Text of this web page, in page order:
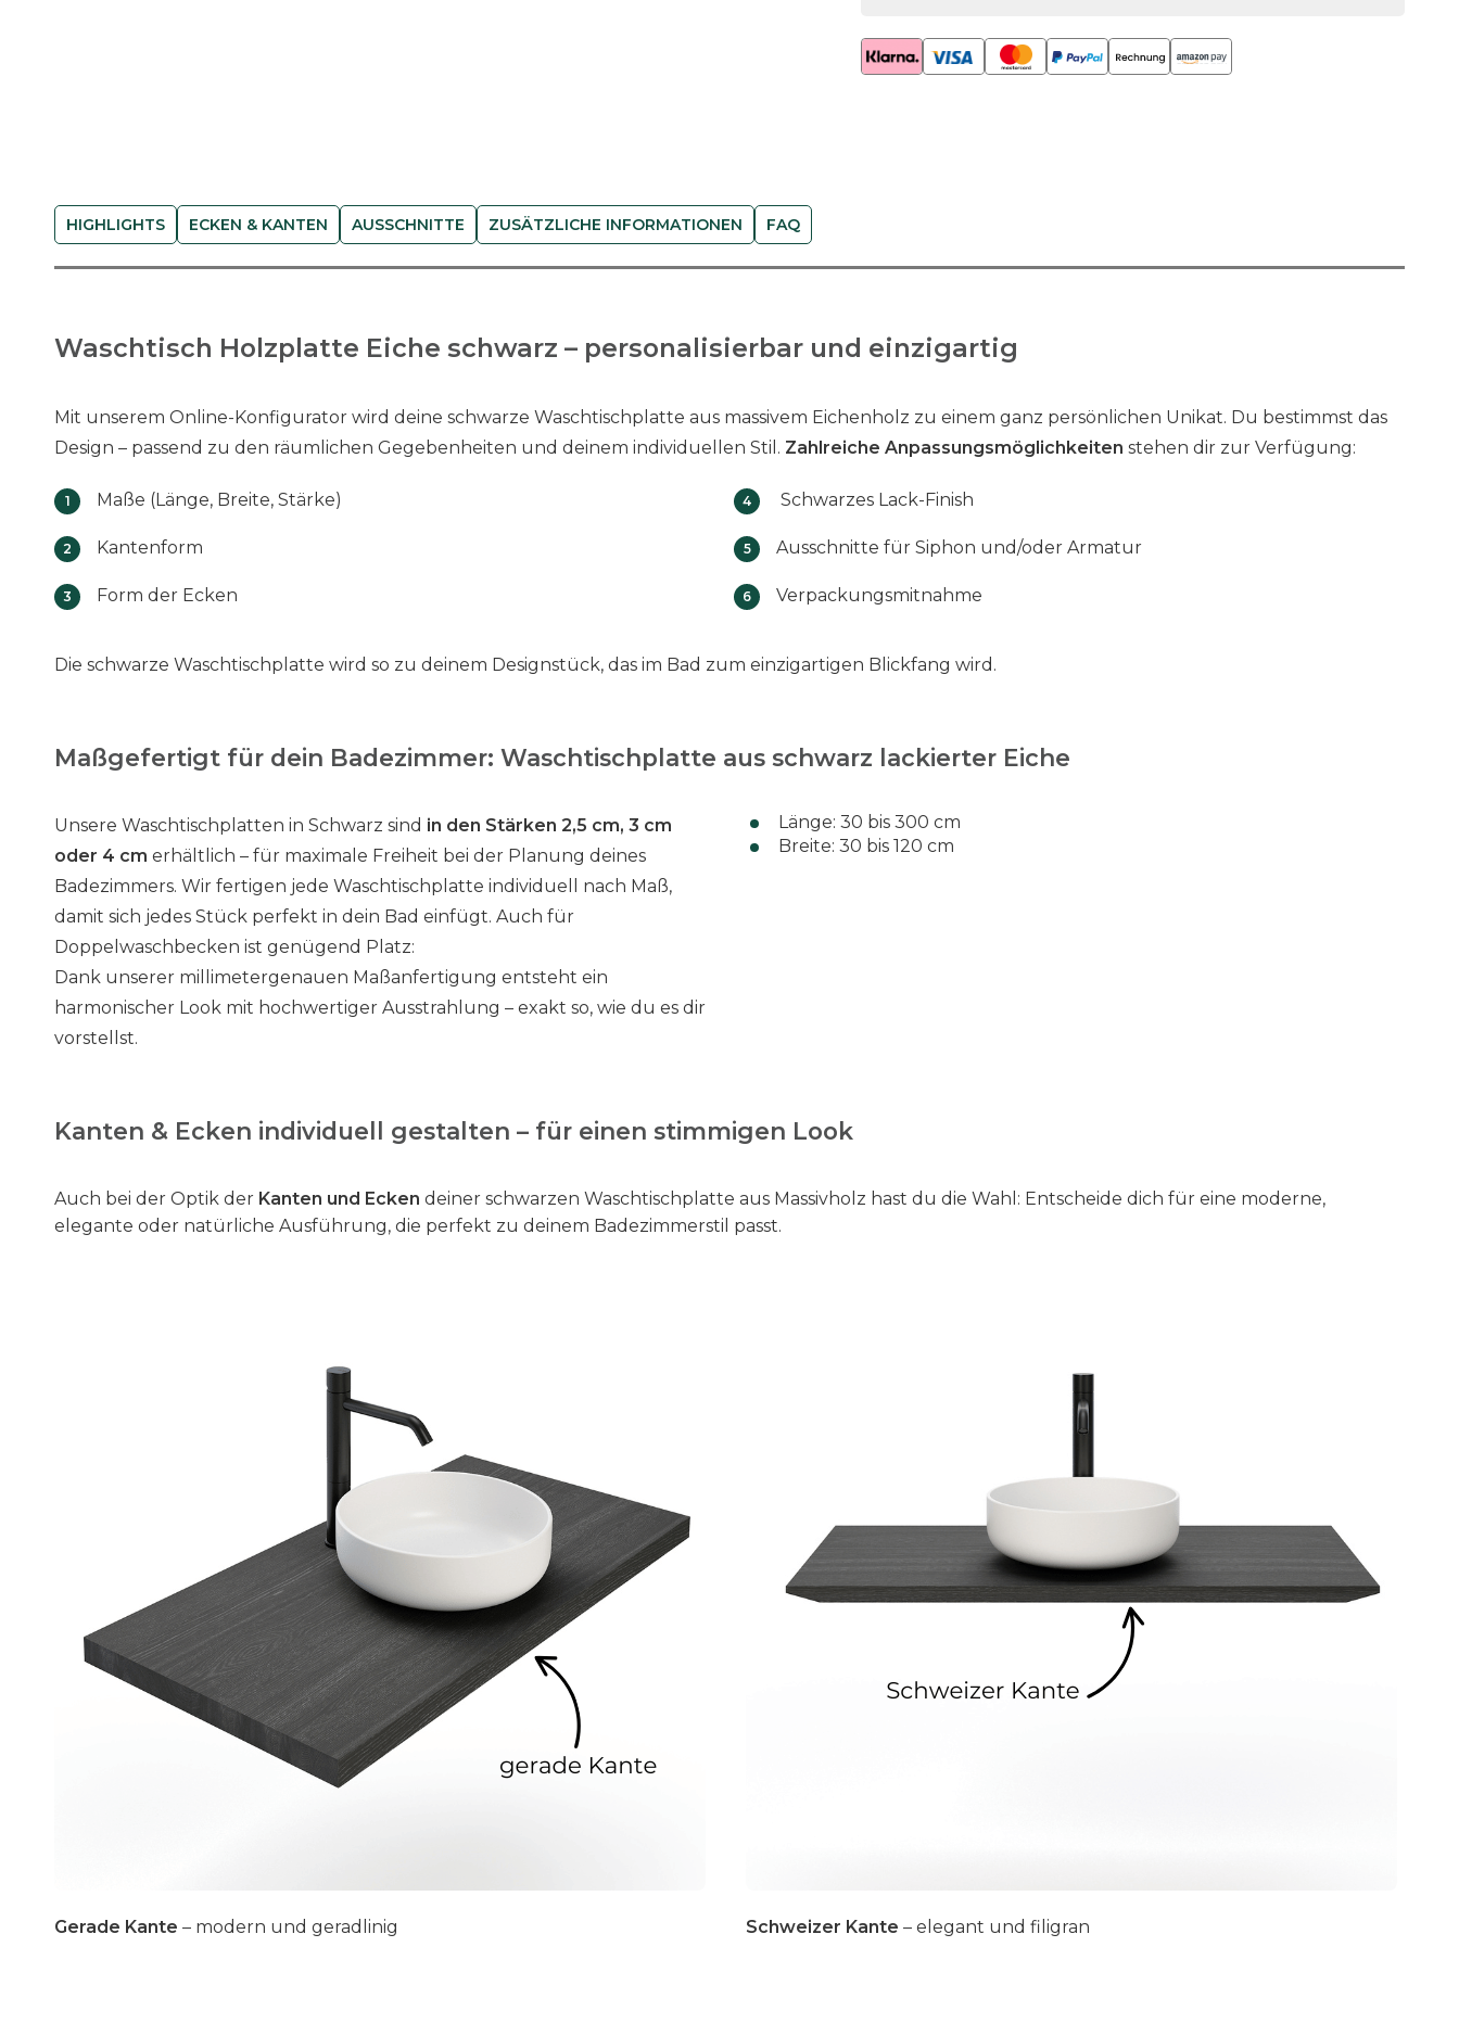
t
e
e
n
e
HIGHLIGHTS ECKEN & KANTEN AUSSCHNITTE ZUSÄTZLICHE INFORMATIONEN FAQ
Waschtisch Holzplatte Eiche schwarz – personalisierbar und einzigartig
Mit unserem Online-Konfigurator wird deine schwarze Waschtischplatte aus massivem Eichenholz zu einem ganz persönlichen Unikat. Du bestimmst das
Design – passend zu den räumlichen Gegebenheiten und deinem individuellen Stil. Zahlreiche Anpassungsmöglichkeiten stehen dir zur Verfügung:
Maße (Länge, Breite, Stärke)
Kantenform
Form der Ecken
Schwarzes Lack-Finish
Ausschnitte für Siphon und/oder Armatur
Verpackungsmitnahme
Die schwarze Waschtischplatte wird so zu deinem Designstück, das im Bad zum einzigartigen Blickfang wird.
Maßgefertigt für dein Badezimmer: Waschtischplatte aus schwarz lackierter Eiche
Unsere Waschtischplatten in Schwarz sind in den Stärken 2,5 cm, 3 cm
oder 4 cm erhältlich – für maximale Freiheit bei der Planung deines
Badezimmers. Wir fertigen jede Waschtischplatte individuell nach Maß,
damit sich jedes Stück perfekt in dein Bad einfügt. Auch für
Doppelwaschbecken ist genügend Platz:
Länge: 30 bis 300 cm
Breite: 30 bis 120 cm
Dank unserer millimetergenauen Maßanfertigung entsteht ein
harmonischer Look mit hochwertiger Ausstrahlung – exakt so, wie du es dir
vorstellst.
Kanten & Ecken individuell gestalten – für einen stimmigen Look
Auch bei der Optik der Kanten und Ecken deiner schwarzen Waschtischplatte aus Massivholz hast du die Wahl: Entscheide dich für eine moderne,
elegante oder natürliche Ausführung, die perfekt zu deinem Badezimmerstil passt.
Gerade Kante – modern und geradlinig Schweizer Kante – elegant und filigran